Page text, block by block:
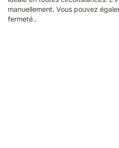
manuellement. Vous pouvez
fermeté..